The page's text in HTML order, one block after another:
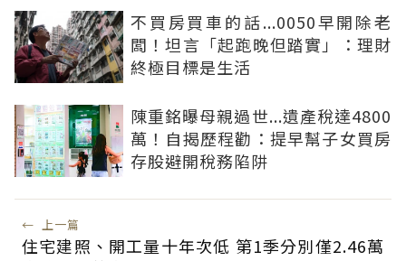
不買房買車的話...0050早開除老
闆！坦言「起跑晚但踏實」：理財
終極目標是生活
陳重銘曝母親過世...遺產稅達4800
萬！自揭歷程勸：提早幫子女買房
存股避開稅務陷阱
← 上一篇
住宅建照、開工量十年次低 第1季分別僅2.46萬